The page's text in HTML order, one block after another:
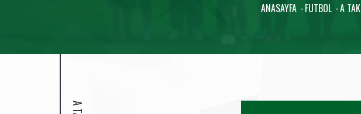
ANASAYFA FUTBOL A